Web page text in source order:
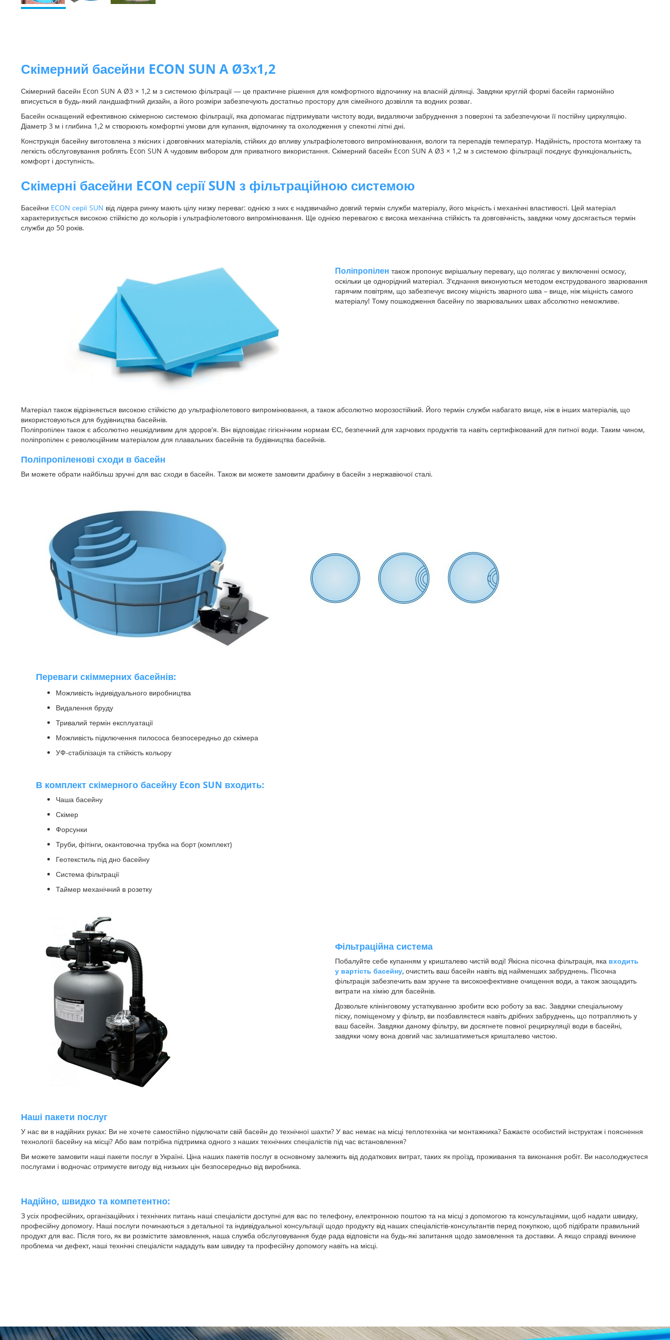
Скімерний басейни ECON SUN A Ø3х1,2
Скімерний басейн Econ SUN A Ø3 × 1,2 м з системою фільтрації — це практичне рішення для комфортного відпочинку на власній ділянці. Завдяки круглій формі басейн гармонійно
вписується в будь-який ландшафтний дизайн, а його розміри забезпечують достатньо простору для сімейного дозвілля та водних розваг.
Басейн оснащений ефективною скімерною системою фільтрації, яка допомагає підтримувати чистоту води, видаляючи забруднення з поверхні та забезпечуючи її постійну циркуляцію.
Діаметр 3 м і глибина 1,2 м створюють комфортні умови для купання, відпочинку та охолодження у спекотні літні дні.
Конструкція басейну виготовлена з якісних і довговічних матеріалів, стійких до впливу ультрафіолетового випромінювання, вологи та перепадів температур. Надійність, простота монтажу та
легкість обслуговування роблять Econ SUN A чудовим вибором для приватного використання. Скімерний басейн Econ SUN A Ø3 × 1,2 м з системою фільтрації поєднує функціональність,
комфорт і доступність.
Скімерні басейни ECON серії SUN з фільтраційною системою
Басейни ECON серії SUN від лідера ринку мають цілу низку переваг: однією з них є надзвичайно довгий термін служби матеріалу, його міцність і механічні властивості. Цей матеріал
характеризується високою стійкістю до кольорів і ультрафіолетового випромінювання. Ще однією перевагою є висока механічна стійкість та довговічність, завдяки чому досягається термін
служби до 50 років.
Поліпропілен також пропонує вирішальну перевагу, що полягає у виключенні осмосу,
оскільки це однорідний матеріал. З'єднання виконуються методом екструдованого зварювання
гарячим повітрям, що забезпечує високу міцність зварного шва – вище, ніж міцність самого
матеріалу! Тому пошкодження басейну по зварювальних швах абсолютно неможливе.
Матеріал також відрізняється високою стійкістю до ультрафіолетового випромінювання, а також абсолютно морозостійкий. Його термін служби набагато вище, ніж в інших матеріалів, що
використовуються для будівництва басейнів.
Поліпропілен також є абсолютно нешкідливим для здоров'я. Він відповідає гігієнічним нормам ЄС, безпечний для харчових продуктів та навіть сертифікований для питної води. Таким чином,
поліпропілен є революційним матеріалом для плавальних басейнів та будівництва басейнів.
Поліпропіленові сходи в басейн
Ви можете обрати найбільш зручні для вас сходи в басейн. Також ви можете замовити драбину в басейн з нержавіючої сталі.
Переваги скіммерних басейнів:
Можливість індивідуального виробництва
Видалення бруду
Тривалий термін експлуатації
Можливість підключення пилососа безпосередньо до скімера
УФ-стабілізація та стійкість кольору
В комплект скімерного басейну Econ SUN входить:
Чаша басейну
Скімер
Форсунки
Труби, фітінги, окантовочна трубка на борт (комплект)
Геотекстиль під дно басейну
Система фільтрації
Таймер механічний в розетку
Фільтраційна система
Побалуйте себе купанням у кришталево чистій воді! Якісна пісочна фільтрація, яка входить
у вартість басейну, очистить ваш басейн навіть від найменших забруднень. Пісочна
фільтрація забезпечить вам зручне та високоефективне очищення води, а також заощадить
витрати на хімію для басейнів.
Дозвольте клінінговому устаткуванню зробити всю роботу за вас. Завдяки спеціальному
піску, поміщеному у фільтр, ви позбавляєтеся навіть дрібних забруднень, що потрапляють у
ваш басейн. Завдяки даному фільтру, ви досягнете повної рециркуляції води в басейні,
завдяки чому вона довгий час залишатиметься кришталево чистою.
Наші пакети послуг
У нас ви в надійних руках: Ви не хочете самостійно підключати свій басейн до технічної шахти? У вас немає на місці теплотехніка чи монтажника? Бажаєте особистий інструктаж і пояснення
технології басейну на місці? Або вам потрібна підтримка одного з наших технічних спеціалістів під час встановлення?
Ви можете замовити наші пакети послуг в Україні. Ціна наших пакетів послуг в основному залежить від додаткових витрат, таких як проїзд, проживання та виконання робіт. Ви насолоджуєтеся
послугами і водночас отримуєте вигоду від низьких цін безпосередньо від виробника.
Надійно, швидко та компетентно:
З усіх професійних, організаційних і технічних питань наші спеціалісти доступні для вас по телефону, електронною поштою та на місці з допомогою та консультаціями, щоб надати швидку,
професійну допомогу. Наші послуги починаються з детальної та індивідуальної консультації щодо продукту від наших спеціалістів-консультантів перед покупкою, щоб підібрати правильний
продукт для вас. Після того, як ви розмістите замовлення, наша служба обслуговування буде рада відповісти на будь-які запитання щодо замовлення та доставки. А якщо справді виникне
проблема чи дефект, наші технічні спеціалісти нададуть вам швидку та професійну допомогу навіть на місці.